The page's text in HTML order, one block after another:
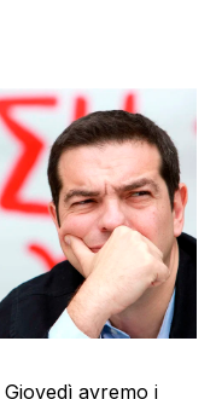
temporeggiare fino
Il
Giovedì avremo i